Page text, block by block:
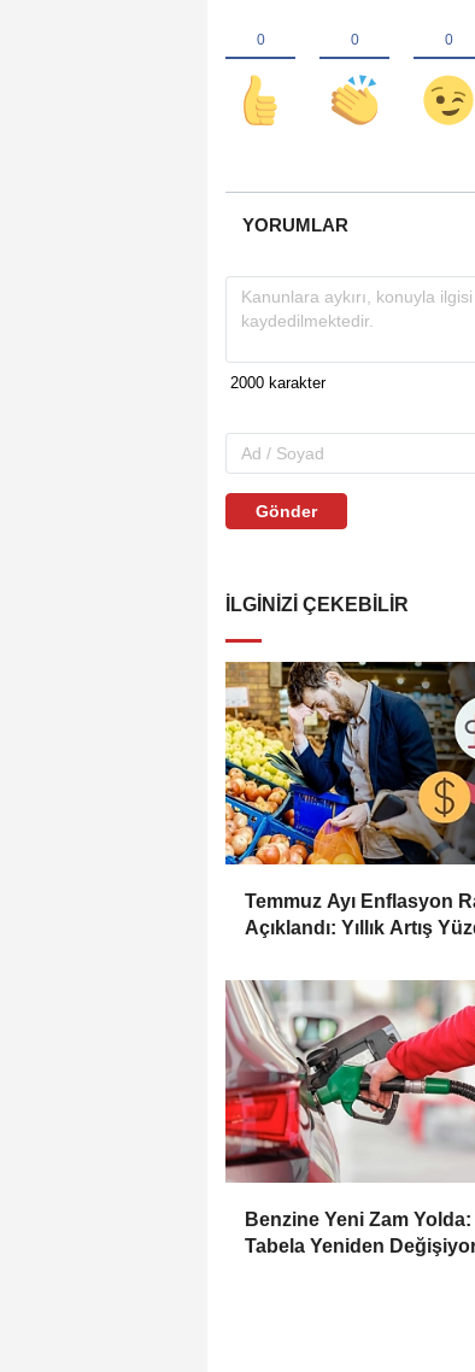
YORUMLAR
Gönder
İLGINIZI ÇEKEBILIR
Temmuz Ayı Enflasyon
Açıklandı: Yıllık Artış
Benzine Yeni Zam Yolda:
Tabela Yeniden